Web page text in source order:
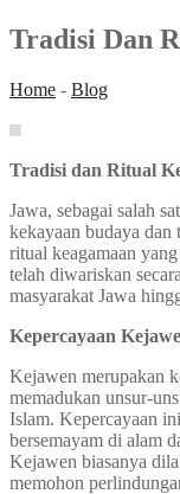
Tradisi Dan
Home - Blog
Tradisi dan Ritual
Jawa, sebagai salah
kekayaan budaya dan
ritual keagamaan
telah diwariskan
masyarakat Jawa
Kepercayaan
Kejawen merupakan
memadukan unsur-
Islam. Kepercayaan
bersemayam di alam
Kejawen biasanya
memohon